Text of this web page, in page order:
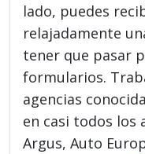
lado, puedes
relajadamente
tener que pasar
formularios.
agencias
en casi todos los
Argus, Auto